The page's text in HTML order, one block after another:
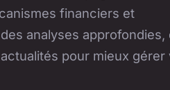
financiers et
analyses approfondies,
pour mieux gérer